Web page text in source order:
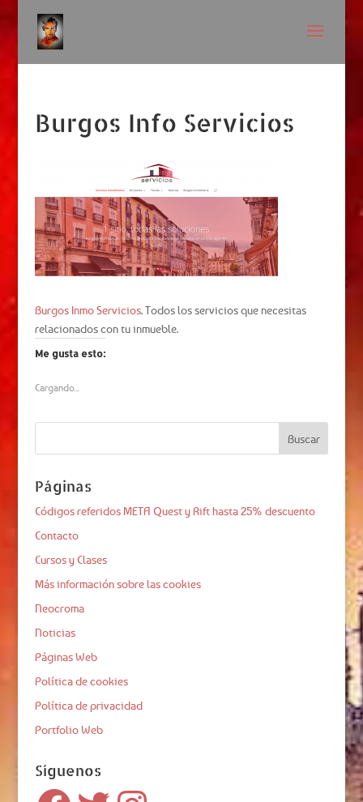
Burgos Info Servicios
Burgos Inmo Servicios. Todos los servicios que necesitas
relacionados con tu inmueble.
Me gusta esto:
Cargando...
Páginas
Códigos referidos META Quest y Rift hasta 25% descuento
Contacto
Cursos y Clases
Más información sobre las cookies
Neocroma
Noticias
Páginas Web
Política de cookies
Política de privacidad
Portfolio Web
Síguenos
Facebook Twitter Instagram